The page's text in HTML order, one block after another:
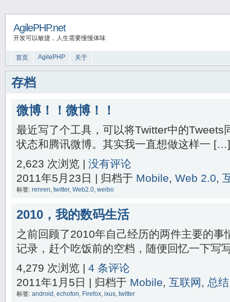
AgilePHP.net
开发可以敏捷，人生需要慢慢体味
首页 AgilePHP 关于
存档
微博！！微博！！
最近写了个工具，可以将Twitter中的Tweets
状态和腾讯微博。其实我一直想做这样一 […]
2,623 次浏览 | 没有评论
2011年5月23日 | 归档于 Mobile, Web 2.0,
标签: renren, twitter, Web2.0, weibo
2010，我的数码生活
之前回顾了2010年自己经历的两件主要的事
记录，赶个吃饭前的空档，随便回忆一下写
4,279 次浏览 | 4 条评论
2011年1月5日 | 归档于 Mobile, 互联网 , 总结
标签: android , echofon, Firefox, ixus, twitter